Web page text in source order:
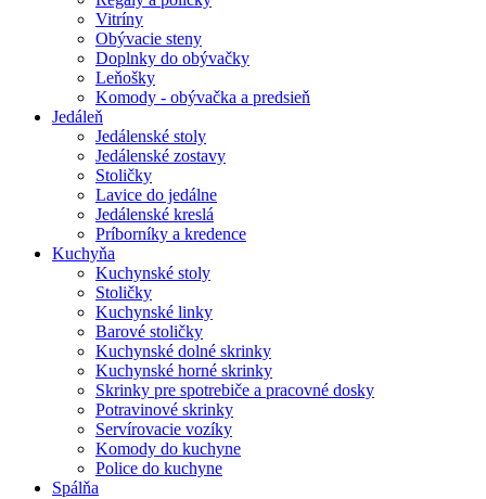
Vitríny
Obývacie steny
Doplnky do obývačky
Leňošky
Komody - obývačka a predsieň
Jedáleň
Jedálenské stoly
Jedálenské zostavy
Stoličky
Lavice do jedálne
Jedálenské kreslá
Príborníky a kredence
Kuchyňa
Kuchynské stoly
Stoličky
Kuchynské linky
Barové stoličky
Kuchynské dolné skrinky
Kuchynské horné skrinky
Skrinky pre spotrebiče a pracovné dosky
Potravinové skrinky
Servírovacie vozíky
Komody do kuchyne
Police do kuchyne
Spálňa